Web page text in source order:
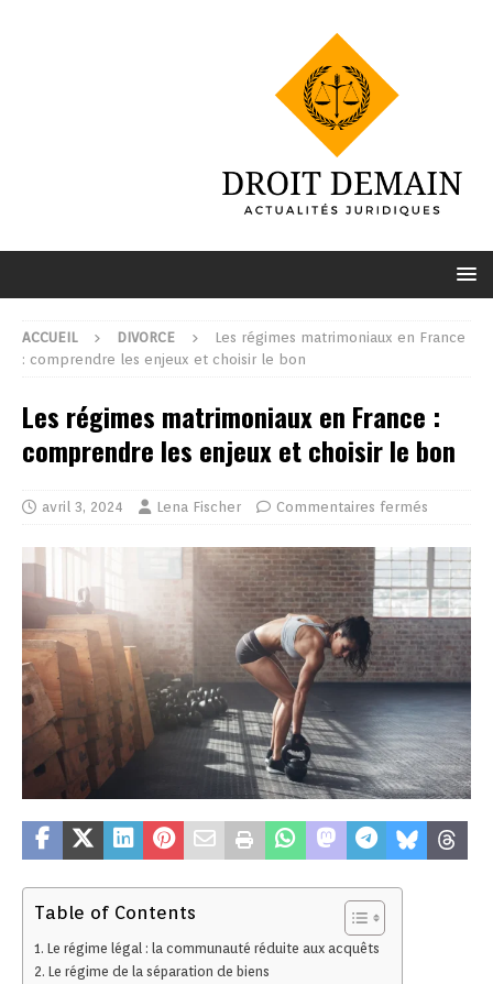
ACCUEIL DIVORCE
Les régimes matrimoniaux en France
: comprendre les enjeux et choisir le bon
Les régimes matrimoniaux en France :
comprendre les enjeux et choisir le bon
avril 3, 2024 Lena Fischer Commentaires fermés
Table of Contents
Le régime légal : la communauté réduite aux acquêts
Le régime de la séparation de biens